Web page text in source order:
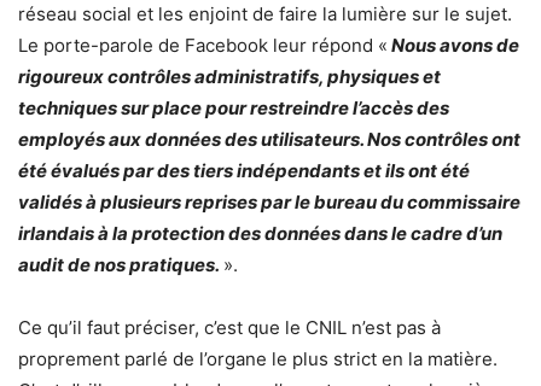
réseau social et les enjoint de faire la lumière sur le sujet.
Le porte-parole de Facebook leur répond « Nous avons de
rigoureux contrôles administratifs, physiques et
techniques sur place pour restreindre l’accès des
employés aux données des utilisateurs. Nos contrôles ont
été évalués par des tiers indépendants et ils ont été
validés à plusieurs reprises par le bureau du commissaire
irlandais à la protection des données dans le cadre d’un
audit de nos pratiques. ».
Ce qu’il faut préciser, c’est que le CNIL n’est pas à
proprement parlé de l’organe le plus strict en la matière.